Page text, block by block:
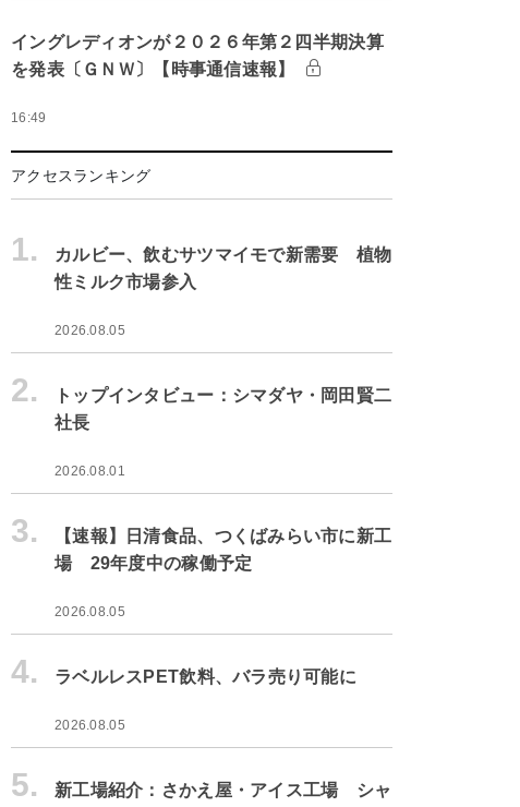
イングレディオンが２０２６年第２四半期決算
を発表〔ＧＮＷ〕【時事通信速報】
16:49
アクセスランキング
1.
カルビー、飲むサツマイモで新需要 植物
性ミルク市場参入
2026.08.05
2.
トップインタビュー：シマダヤ・岡田賢二
社長
2026.08.01
3.
【速報】日清食品、つくばみらい市に新工
場 29年度中の稼働予定
2026.08.05
4. ラベルレスPET飲料、バラ売り可能に
2026.08.05
5. 新工場紹介：さかえ屋・アイス工場 シャ